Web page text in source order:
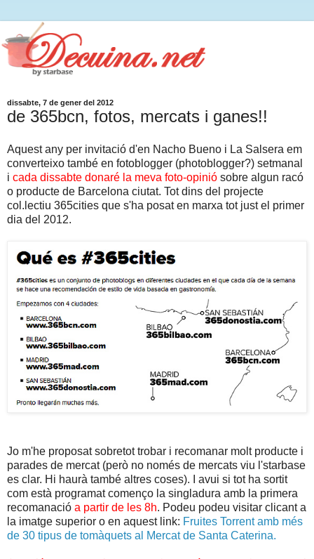
dissabte, 7 de gener del 2012
de 365bcn, fotos, mercats i ganes!!
Aquest any per invitació d'en Nacho Bueno i La Salsera em
converteixo també en fotoblogger (photoblogger?) setmanal
i cada dissabte donaré la meva foto-opinió sobre algun racó
o producte de Barcelona ciutat. Tot dins del projecte
col.lectiu 365cities que s'ha posat en marxa tot just el primer
dia del 2012.
Jo m'he proposat sobretot trobar i recomanar molt producte i
parades de mercat (però no només de mercats viu l'starbase
es clar. Hi haurà també altres coses). I avui si tot ha sortit
com està programat començo la singladura amb la primera
recomanació a partir de les 8h. Podeu podeu visitar clicant a
la imatge superior o en aquest link: Fruites Torrent amb més
de 30 tipus de tomàquets al Mercat de Santa Caterina.